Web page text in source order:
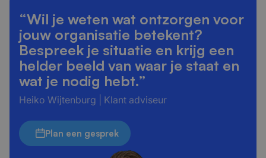
“Wil je weten wat ontzorgen voor
jouw organisatie betekent?
Bespreek je situatie en krijg een
helder beeld van waar je staat en
wat je nodig hebt.”
Heiko Wijtenburg | Klant adviseur
Plan een gesprek